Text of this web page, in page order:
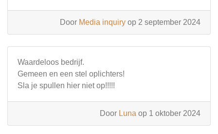
Door Media inquiry op 2 september 2024
Waardeloos bedrijf.
Gemeen en een stel oplichters!
Sla je spullen hier niet op!!!!!
Door Luna op 1 oktober 2024